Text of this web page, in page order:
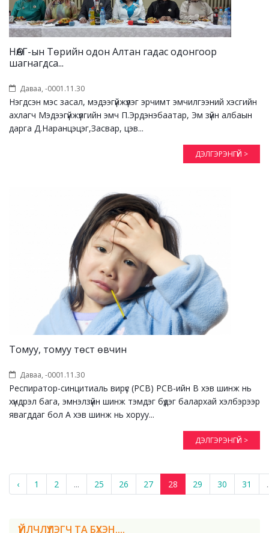
НӨАГ-ын Төрийн одон Алтан гадас одонгоор
шагнагдса...
Даваа, -0001.11.30
Нэгдсэн мэс засал, мэдээгүйжүүлэг эрчимт эмчилгээний хэсгийн
ахлагч Мэдээгүйжүүлгийн эмч П.Эрдэнэбаатар, Эм зүйн албаын
дарга Д.Наранцэцэг,Засвар, цэв...
ДЭЛГЭРЭНГҮЙ >
Томуу, томуу төст өвчин
Даваа, -0001.11.30
Респиратор-синцитиаль вирүс (РСВ) РСВ-ийн В хэв шинж нь
хүндрэл бага, эмнэлзүйн шинж тэмдэг бүдэг балархай хэлбэрээр
явагддаг бол А хэв шинж нь хоруу...
ДЭЛГЭРЭНГҮЙ >
‹ 1 2 ... 25 26 27 28 29 30 31
ҮЙЛЧЛҮҮЛЭГЧ ТА БҮХЭН....